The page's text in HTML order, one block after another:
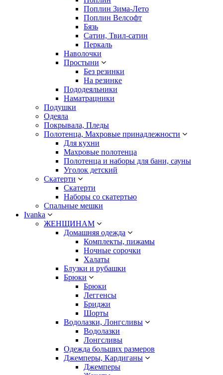
Поплин Зима-Лето
Поплин Велсофт
Бязь
Сатин, Твил-сатин
Перкаль
Наволочки
Простыни
Без резинки
На резинке
Пододеяльники
Наматрацники
Подушки
Одеяла
Покрывала, Пледы
Полотенца, Махровые принадлежности
Для кухни
Махровые полотенца
Полотенца и наборы для бани, сауны
Уголок детский
Скатерти
Скатерти
Наборы со скатертью
Спальные мешки
Ivanka
ЖЕНЩИНАМ
Домашняя одежда
Комплекты, пижамы
Ночные сорочки
Халаты
Блузки и рубашки
Брюки
Брюки
Леггенсы
Бриджи
Шорты
Водолазки, Лонгсливы
Водолазки
Лонгсливы
Одежда больших размеров
Джемперы, Кардиганы
Джемперы